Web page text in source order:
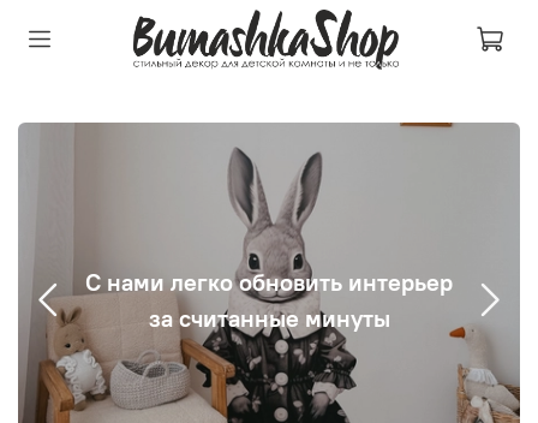
С нами легко обновить интерьер
за считанные минуты